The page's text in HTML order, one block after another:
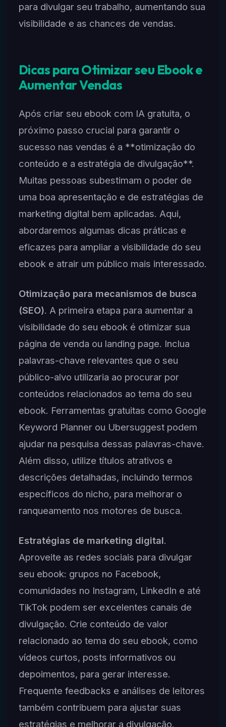
para divulgar seu trabalho, aumentando sua
visibilidade e as chances de vendas.
Dicas para Otimizar seu Ebook e
Aumentar Vendas
Após criar seu ebook com IA gratuita, o
próximo passo crucial para garantir o
sucesso nas vendas é a **otimização do
conteúdo e a estratégia de divulgação**.
Muitas pessoas subestimam o poder de
uma boa apresentação e de estratégias de
marketing digital bem aplicadas. Aqui,
abordaremos algumas dicas práticas e
eficazes para ampliar a visibilidade do seu
ebook e atrair um público mais interessado.
Otimização para mecanismos de busca
(SEO). A primeira etapa para aumentar a
visibilidade do seu ebook é otimizar sua
página de venda ou landing page. Inclua
palavras-chave relevantes que o seu
público-alvo utilizaria ao procurar por
conteúdos relacionados ao tema do seu
ebook. Ferramentas gratuitas como Google
Keyword Planner ou Ubersuggest podem
ajudar na pesquisa dessas palavras-chave.
Além disso, utilize títulos atrativos e
descrições detalhadas, incluindo termos
específicos do nicho, para melhorar o
ranqueamento nos motores de busca.
Estratégias de marketing digital.
Aproveite as redes sociais para divulgar
seu ebook: grupos no Facebook,
comunidades no Instagram, LinkedIn e até
TikTok podem ser excelentes canais de
divulgação. Crie conteúdo de valor
relacionado ao tema do seu ebook, como
vídeos curtos, posts informativos ou
depoimentos, para gerar interesse.
Frequente feedbacks e análises de leitores
também contribuem para ajustar suas
estratégias e melhorar a divulgação.